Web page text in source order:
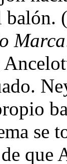
se
que